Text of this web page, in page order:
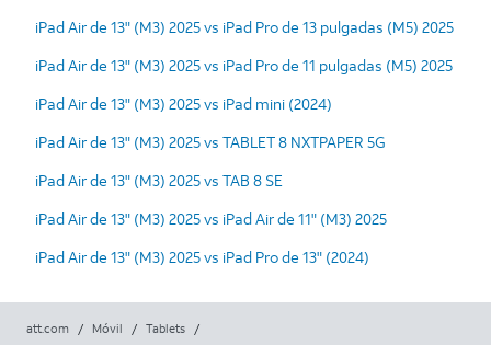
iPad Air de 13" (M3) 2025 vs iPad Pro de 13 pulgadas (M5) 2025
iPad Air de 13" (M3) 2025 vs iPad Pro de 11 pulgadas (M5) 2025
iPad Air de 13" (M3) 2025 vs iPad mini (2024)
iPad Air de 13" (M3) 2025 vs TABLET 8 NXTPAPER 5G
iPad Air de 13" (M3) 2025 vs TAB 8 SE
iPad Air de 13" (M3) 2025 vs iPad Air de 11" (M3) 2025
iPad Air de 13" (M3) 2025 vs iPad Pro de 13" (2024)
att.com / Móvil / Tablets
/